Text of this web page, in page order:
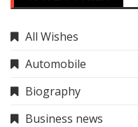
All Wishes
Automobile
Biography
Business news